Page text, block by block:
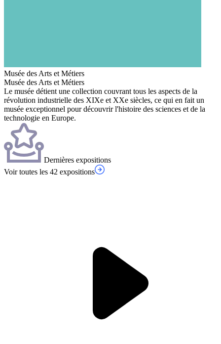
Musée des Arts et Métiers
Musée des Arts et Métiers
Le musée détient une collection couvrant tous les aspects de la
révolution industrielle des XIXe et XXe siècles, ce qui en fait un
musée exceptionnel pour découvrir l'histoire des sciences et de la
technologie en Europe.
Dernières expositions
Voir toutes les 42 expositions